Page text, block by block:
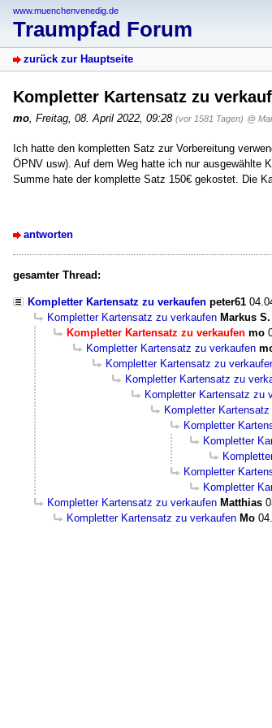
www.muenchenvenedig.de
Traumpfad Forum
zurück zur Hauptseite
Kompletter Kartensatz zu
mo, Freitag, 08. April 2022, 09:28 (vor 1581 Tagen) @
Ich hatte den kompletten Satz zur Vorbereitung
ÖPNV usw). Auf dem Weg hatte ich nur ausgewählte
Summe hate der komplette Satz 150€ gekostet. Die
antworten
gesamter Thread:
Kompletter Kartensatz zu verkaufen peter61
Kompletter Kartensatz zu verkaufen Markus S.
Kompletter Kartensatz zu verkaufen mo
Kompletter Kartensatz zu verkaufen
Kompletter Kartensatz zu
Kompletter Kartensatz zu
Kompletter Kartensatz zu
Kompletter
Kompletter
Kompletter
Kompletter
Kompletter
Kompletter Kartensatz zu verkaufen Matthias
Kompletter Kartensatz zu verkaufen Mo